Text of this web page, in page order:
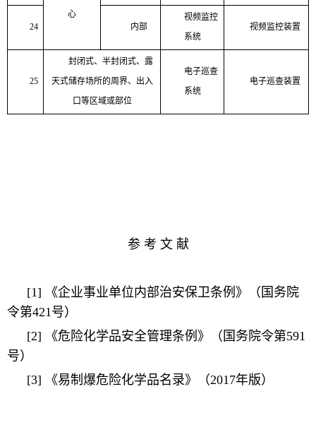
心
24 内部
视频监控
系统
视频监控装置
25
封闭式、半封闭式、露
天式储存场所的周界、出入
口等区域或部位
电子巡查
系统
电子巡查装置
参 考 文 献
[1]
《企业事业单位内部治安保卫条例》（国务院
令第421号）
[2]
《危险化学品安全管理条例》（国务院令第591
号）
[3]
《易制爆危险化学品名录》（2017年版）